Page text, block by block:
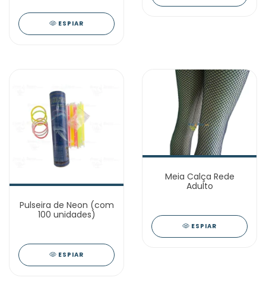
ESPIAR
Pulseira de Neon (com
100 unidades)
ESPIAR
Meia Calça Rede
Adulto
ESPIAR